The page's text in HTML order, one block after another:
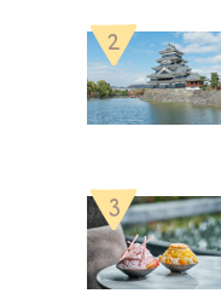
2
3